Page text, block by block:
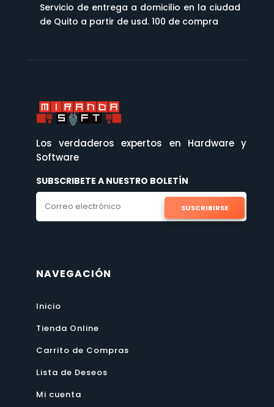
Servicio de entrega a domicilio en la ciudad
de Quito a partir de usd. 100 de compra
Los verdaderos expertos en Hardware y
Software
SUBSCRIBETE A NUESTRO BOLETÍN
SUSCRIBIRSE
NAVEGACIÓN
Inicio
Tienda Online
Carrito de Compras
Lista de Deseos
Mi cuenta